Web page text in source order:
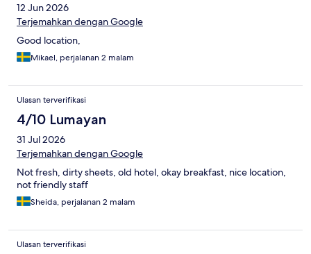
12 Jun 2026
Terjemahkan dengan Google
Good location,
Mikael, perjalanan 2 malam
Ulasan terverifikasi
4/10 Lumayan
31 Jul 2026
Terjemahkan dengan Google
Not fresh, dirty sheets, old hotel, okay breakfast, nice location,
not friendly staff
Sheida, perjalanan 2 malam
Ulasan terverifikasi